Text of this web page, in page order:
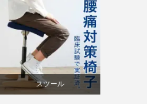
ラバー
成形合板
椅子
スツール